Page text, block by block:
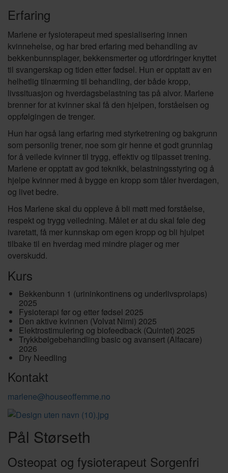
Erfaring
Marlene er fysioterapeut med spesialisering innen
kvinnehelse, og har bred erfaring med behandling av
bekkenbunnsplager, bekkensmerter og utfordringer knyttet
til svangerskap og tiden etter fødsel. Hun er opptatt av en
helhetlig tilnærming til behandling, der både kropp,
livssituasjon og hverdagsbelastning tas på alvor. Marlene
brenner for at kvinner skal få den hjelpen, forståelsen og
oppfølgingen de trenger.
Hun har også lang erfaring med styrketrening og bakgrunn
som personlig trener, noe som gir henne et godt grunnlag
for å veilede kvinner til trygg, effektiv og tilpasset trening.
Marlene er opptatt av god teknikk, belastningsstyring og å
hjelpe kvinner med å bygge en kropp som tåler hverdagen,
og livet bedre.
Hos Marlene skal du oppleve å bli møtt med forståelse,
respekt og trygg veiledning. Målet er at du skal føle deg
ivaretatt, få mer kunnskap om egen kropp og bli hjulpet
tilbake til en hverdag med mindre plager og mer
overskudd.
Kurs
Bekkenbunn 1 (urininkontinens og underlivsprolaps)
2025
Fysioterapi før og etter fødsel 2025
Den aktive kvinnen (Volvat Nimi) 2025
Elektrostimulering og biofeedback (Quintet) 2025
Trykkbølgebehandling basic og avansert (Alfacare)
2026
Dry Needling
Kontakt
marlene@houseoffemme.no
Pål Størseth
Osteopat og fysioterapeut Sorgenfri